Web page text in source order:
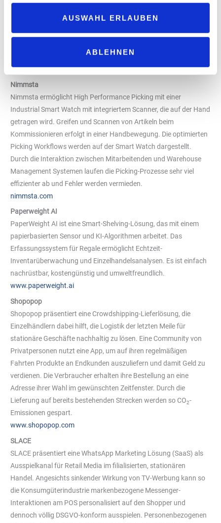
AUSWAHL ERLAUBEN
ABLEHNEN
verbessert werden soll. Moviik zielt darauf ab, die Wartezeiten zu
verringern, die Kundentreue zu erhöhen, den Kundenfluss zu
optimieren und die Betriebs- und Wartungskosten zu senken,
www.moviik.com
Nimmsta
Nimmsta ermöglicht High Performance Picking mit einer
Industrial Smart Watch mit integriertem Scanner, die auf der Hand
getragen wird. Greifen und Scannen von Artikeln beim
Kommissionieren erfolgt in einer Handbewegung. Die optimierten
Picking Workflows werden auf der Smart Watch dargestellt.
Durch die Interaktion zwischen Mitarbeitenden und Warehouse
Management Systemen laufen die Picking-Prozesse sehr viel
effizienter ab und Fehler werden vermieden.
nimmsta.com
Paperweight AI
PaperWeight AI ist eine Smart-Shelving-Lösung, das mit einem
papierbasierten Sensor und KI-Algorithmen arbeitet. Das
Erfassungssystem für Regale ermöglicht Echtzeit-
Inventarüberwachung und Einzelhandelsanalysen. Es ist einfach
nachrüstbar, kostengünstig und umweltfreundlich.
www.paperweight.ai
Shopopop
Shopopop präsentiert eine Crowdshipping-Lieferlösung, die
Einzelhändlern dabei hilft, die Logistik der letzten Meile für
stationäre Geschäfte nachhaltig zu lösen. Eine Community von
Privatpersonen nutzt eine App, um auf ihren regelmäßigen
Fahrten Produkte an Endkunden auszuliefern und damit Geld zu
verdienen. Die Verbraucher erhalten ihre Bestellung an eine
Adresse ihrer Wahl im gewünschten Zeitfenster. Durch die
Lieferung auf bereits bestehenden Strecken werden so CO2-
Emissionen gespart.
www.shopopop.com
SLACE
SLACE präsentiert eine WhatsApp Marketing Lösung (SaaS) als
Ausspielkanal für Retail Media im filialisierten, stationären
Handel. Angesichts sinkender Wirkung von TV-Werbung kann so
die Konsumgüterindustrie markenbezogene Messenger-
Interaktionen am POS personalisiert auf den Shopper und
dennoch völlig DSGVO-konform ausspielen. Personenbezogenen